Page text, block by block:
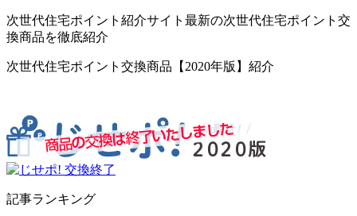
次世代住宅ポイント紹介サイト最新の次世代住宅ポイント交
換商品を徹底紹介
次世代住宅ポイント交換商品【2020年版】紹介
記事ランキング